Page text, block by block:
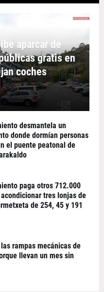
aparcar de
gratis en
coches
desmantela un
donde dormían personas
el puente peatonal de
paga otros 712.000
tres lonjas de
de 254, 45 y 191
rampas mecánicas de
llevan un mes sin